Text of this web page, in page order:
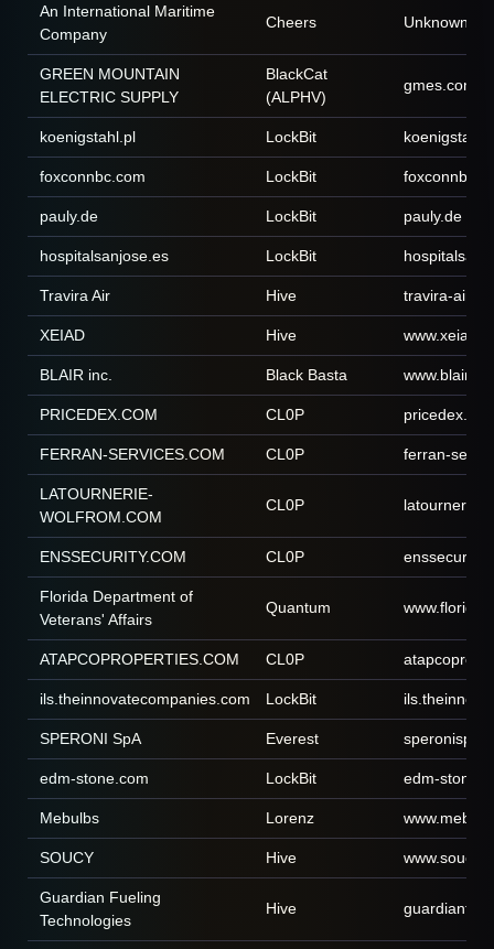
An International Maritime
Company
Cheers Unknown
GREEN MOUNTAIN
ELECTRIC SUPPLY
BlackCat
(ALPHV)
gmes.com
koenigstahl.pl LockBit
foxconnbc.com LockBit
pauly.de LockBit pauly.de
hospitalsanjose.es LockBit
Travira Air Hive travira-
XEIAD Hive
BLAIR inc. Black Basta
PRICEDEX.COM CL0P
FERRAN-SERVICES.COM CL0P ferran-
LATOURNERIE-
WOLFROM.COM
CL0P latournerie-
ENSSECURITY.COM CL0P
Florida Department of
Veterans' Affairs
Quantum
ATAPCOPROPERTIES.COM CL0P
ils.theinnovatecompanies.com LockBit
SPERONI SpA Everest
edm-stone.com LockBit edm-
Mebulbs Lorenz
SOUCY Hive www.soucy-
Guardian Fueling
Technologies
Hive